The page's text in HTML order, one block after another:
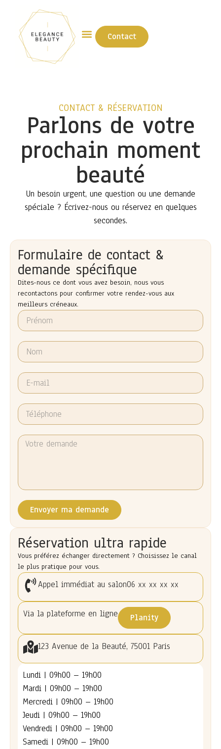
Contact
CONTACT & RÉSERVATION
Parlons de votre
prochain moment
beauté
Un besoin urgent, une question ou une demande
spéciale ? Écrivez-nous ou réservez en quelques
secondes.
Formulaire de contact &
demande spécifique
Dites-nous ce dont vous avez besoin, nous vous
recontactons pour confirmer votre rendez-vous aux
meilleurs créneaux.
Envoyer ma demande
Réservation ultra rapide
Vous préférez échanger directement ? Choisissez le canal
le plus pratique pour vous.
Appel immédiat au salon06 xx xx xx xx
Via la plateforme en ligne Planity
123 Avenue de la Beauté, 75001 Paris
Lundi | 09h00 – 19h00
Mardi | 09h00 – 19h00
Mercredi | 09h00 – 19h00
Jeudi | 09h00 – 19h00
Vendredi | 09h00 – 19h00
Samedi | 09h00 – 19h00